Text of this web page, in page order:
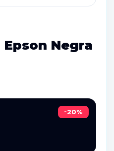
Negra
-20%